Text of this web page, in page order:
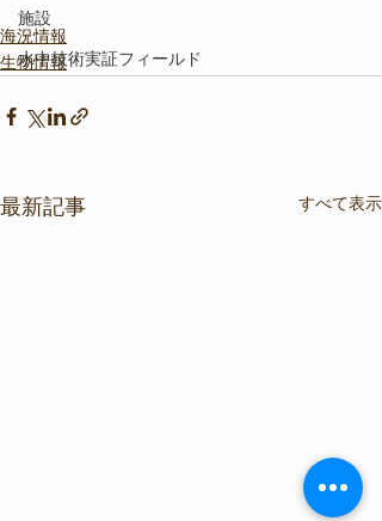
施設
水中技術実証フィールド
海況情報
生物情報
最新記事 すべて表示